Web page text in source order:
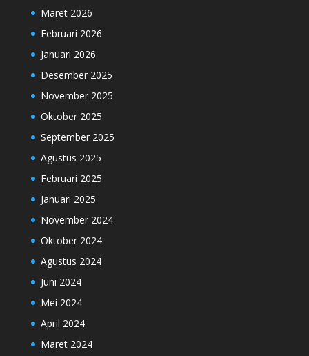
Maret 2026
Februari 2026
Januari 2026
Desember 2025
November 2025
Oktober 2025
September 2025
Agustus 2025
Februari 2025
Januari 2025
November 2024
Oktober 2024
Agustus 2024
Juni 2024
Mei 2024
April 2024
Maret 2024